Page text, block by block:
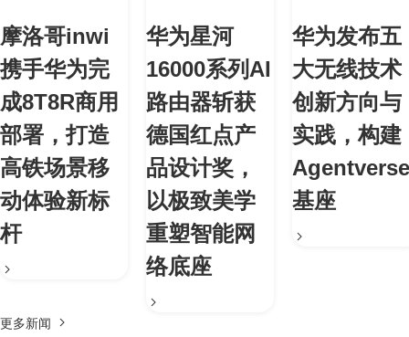
摩洛哥inwi
携手华为完
成8T8R商用
部署，打造
高铁场景移
动体验新标
杆
华为星河
16000系列AI
路由器斩获
德国红点产
品设计奖，
以极致美学
重塑智能网
络底座
华为发布五
大无线技术
创新方向与
实践，构建
Agentverse
基座
更多新闻